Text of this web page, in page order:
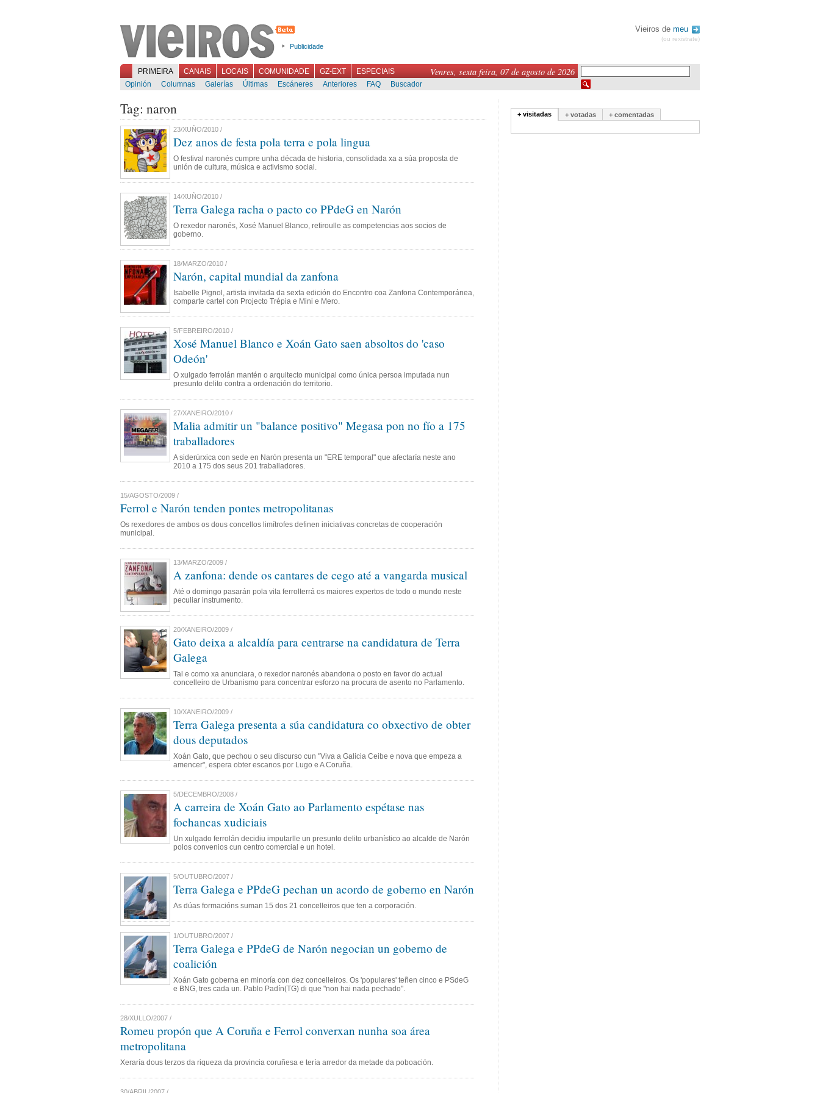
Publicidade
Vieiros de meu
(ou rexistrate)
Venres, sexta feira, 07 de agosto de 2026
PRIMEIRA CANAIS LOCAIS COMUNIDADE GZ-EXT
ESPECIAIS
Opinión
Columnas Galerías Últimas Escáneres Anteriores FAQ Buscador
Tag: naron
23/XUÑO/2010 /
Dez anos de festa pola terra e pola lingua
O festival naronés cumpre unha década de historia, consolidada xa a súa proposta de
unión de cultura, música e activismo social.
14/XUÑO/2010 /
Terra Galega racha o pacto co PPdeG en Narón
O rexedor naronés, Xosé Manuel Blanco, retiroulle as competencias aos socios de
goberno.
18/MARZO/2010 /
Narón, capital mundial da zanfona
Isabelle Pignol, artista invitada da sexta edición do Encontro coa Zanfona Contemporánea,
comparte cartel con Projecto Trépia e Mini e Mero.
5/FEBREIRO/2010 /
Xosé Manuel Blanco e Xoán Gato saen absoltos do 'caso
Odeón'
O xulgado ferrolán mantén o arquitecto municipal como única persoa imputada nun
presunto delito contra a ordenación do territorio.
27/XANEIRO/2010 /
Malia admitir un "balance positivo" Megasa pon no fío a 175
traballadores
A siderúrxica con sede en Narón presenta un "ERE temporal" que afectaría neste ano
2010 a 175 dos seus 201 traballadores.
15/AGOSTO/2009 /
Ferrol e Narón tenden pontes metropolitanas
Os rexedores de ambos os dous concellos limítrofes definen iniciativas concretas de cooperación
municipal.
13/MARZO/2009 /
A zanfona: dende os cantares de cego até a vangarda musical
Até o domingo pasarán pola vila ferrolterrá os maiores expertos de todo o mundo neste
peculiar instrumento.
20/XANEIRO/2009 /
Gato deixa a alcaldía para centrarse na candidatura de Terra
Galega
Tal e como xa anunciara, o rexedor naronés abandona o posto en favor do actual
concelleiro de Urbanismo para concentrar esforzo na procura de asento no Parlamento.
10/XANEIRO/2009 /
Terra Galega presenta a súa candidatura co obxectivo de obter
dous deputados
Xoán Gato, que pechou o seu discurso cun "Viva a Galicia Ceibe e nova que empeza a
amencer", espera obter escanos por Lugo e A Coruña.
5/DECEMBRO/2008 /
A carreira de Xoán Gato ao Parlamento espétase nas
fochancas xudiciais
Un xulgado ferrolán decidiu imputarlle un presunto delito urbanístico ao alcalde de Narón
polos convenios cun centro comercial e un hotel.
5/OUTUBRO/2007 /
Terra Galega e PPdeG pechan un acordo de goberno en Narón
As dúas formacións suman 15 dos 21 concelleiros que ten a corporación.
1/OUTUBRO/2007 /
Terra Galega e PPdeG de Narón negocian un goberno de
coalición
Xoán Gato goberna en minoría con dez concelleiros. Os 'populares' teñen cinco e PSdeG
e BNG, tres cada un. Pablo Padín(TG) di que "non hai nada pechado".
28/XULLO/2007 /
Romeu propón que A Coruña e Ferrol converxan nunha soa área
metropolitana
Xeraría dous terzos da riqueza da provincia coruñesa e tería arredor da metade da poboación.
+ visitadas + votadas + comentadas